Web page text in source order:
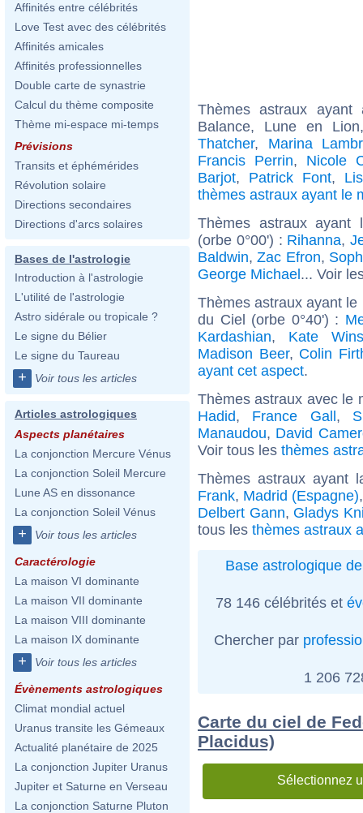
Affinités entre célébrités
Love Test avec des célébrités
Affinités amicales
Affinités professionnelles
Double carte de synastrie
Calcul du thème composite
Thème mi-espace mi-temps
Prévisions
Transits et éphémérides
Révolution solaire
Directions secondaires
Directions d'arcs solaires
Bases de l'astrologie
Introduction à l'astrologie
L'utilité de l'astrologie
Astro sidérale ou tropicale ?
Le signe du Bélier
Le signe du Taureau
+ Voir tous les articles
Articles astrologiques
Aspects planétaires
La conjonction Mercure Vénus
La conjonction Soleil Mercure
Lune AS en dissonance
La conjonction Soleil Vénus
+ Voir tous les articles
Caractérologie
La maison VI dominante
La maison VII dominante
La maison VIII dominante
La maison IX dominante
+ Voir tous les articles
Évènements astrologiques
Climat mondial actuel
Uranus transite les Gémeaux
Actualité planétaire de 2025
La conjonction Jupiter Uranus
Jupiter et Saturne en Verseau
La conjonction Saturne Pluton
Thèmes astraux
Balance, Lune en
Thatcher, Marina
Francis Perrin, Nicole
Barjot, Patrick Font,
thèmes astraux ayant le
Thèmes astraux ayant
(orbe 0°00') : Rihanna,
Baldwin,Zac Efron,
George Michael... Voir
Thèmes astraux ayant
du Ciel (orbe 0°40') :
Kardashian, Kate
Madison Beer, Colin
ayant cet aspect.
Thèmes astraux avec le
Hadid, France Gall,
Manaudou, David
Voir tous les thèmes
Thèmes astraux
Frank, Madrid (Espagne)
Delbert Gann, Gladys
tous les thèmes astraux
Base astrologique
78 146 célébrités et
Chercher par
1 206
Carte du ciel de
Placidus)
Sélectionnez